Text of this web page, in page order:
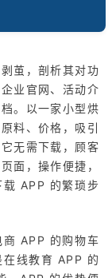
茧，剖析其对功
业官网、活动介
。以一家小型烘
料、价格，吸引
无需下载，顾客
面，操作便捷，
载 APP 的繁琐步
商 APP 的购物车
线教育 APP 的